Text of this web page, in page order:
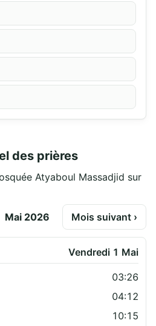
des prières
Atyaboul Massadjid sur
Mai 2026 Mois suivant ›
Vendredi 1 Mai
03:26
04:12
10:15